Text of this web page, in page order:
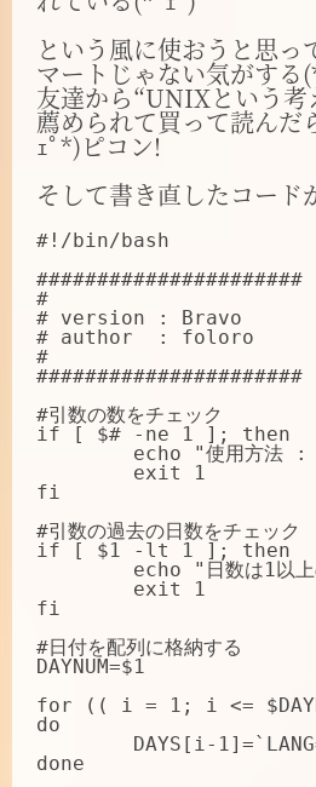
という風に使おうと思っ
マートじゃない気がする
友達から“UNIXという考
薦められて買って読んだ
ｪﾟ*)ピコン!
そして書き直したコード
#!/bin/bash
######################
#
# version : Bravo
# author  : foloro
#
######################
#引数の数をチェック
if [ $# -ne 1 ]; then
fi
#引数の過去の日数をチェック
if [ $1 -lt 1 ]; then
fi
#日付を配列に格納する
DAYNUM=$1
for (( i = 1; i <=
do
done